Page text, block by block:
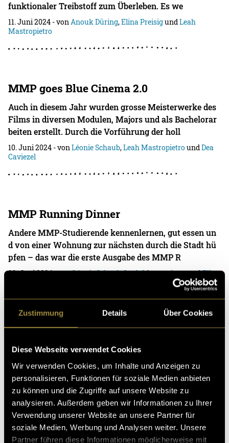
Zustimmung Details Über Cookies
Diese Webseite verwendet Cookies
Wir verwenden Cookies, um Inhalte und Anzeigen zu
personalisieren, Funktionen für soziale Medien anbieten
zu können und die Zugriffe auf unsere Website zu
analysieren. Außerdem geben wir Informationen zu Ihrer
Verwendung unserer Website an unsere Partner für
soziale Medien, Werbung und Analysen weiter. Unsere
Partner führen diese Informationen möglicherweise mit
funktionaler Treibstoff zum Überleben. Es we
11. Juni 2024 - vonAnouk Düring,Elina PreisigundLeah
Mastropietro
MMP goes Blue Cinema 2.0
Auch in diesem Jahr wurden grosse Meisterwerke des
Films in diversen Modulen, Majors und als Bachelorar
beiten erstellt. Durch die Vorführung der holl
10. Juni 2024 - vonLéonie Schaub,Leah MastropietroundDea
Caviezel
MMP Running Dinner
Andere MMP-Studierende kennenlernen, gut essen un
d von einer Wohnung zur nächsten durch die Stadt hü
pfen – das war die erste Ausgabe des MMP R
03. Juni 2024- vonLéonie Schaub,Leah MastropietroundElina
Reportage
Rumänien ist zwar kein unbekanntes Land, ihre Ferien
verbringen dort aber die wenigsten. Die meisten Mittel
europäer werden Rumänien aufgrund ihres
04. Januar 2024- vonLeah MastropietroundElina Preisig